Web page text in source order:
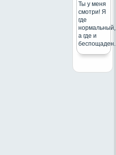
Ты у меня
смотри! Я
где
нормальный,
а где и
беспощаден.